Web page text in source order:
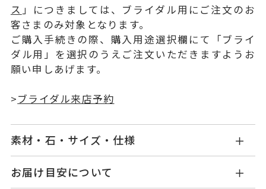
ス 」につきましては、ブライダル用にご注文のお
客さまのみ対象となります。
ご購入手続きの際、購入用途選択欄にて「ブライ
ダル用」を選択のうえご注文いただきますようお
願い申しあげます。
>ブライダル来店予約
素材・石・サイズ・仕様
品番
NG1527W001WDM5
お届け目安について